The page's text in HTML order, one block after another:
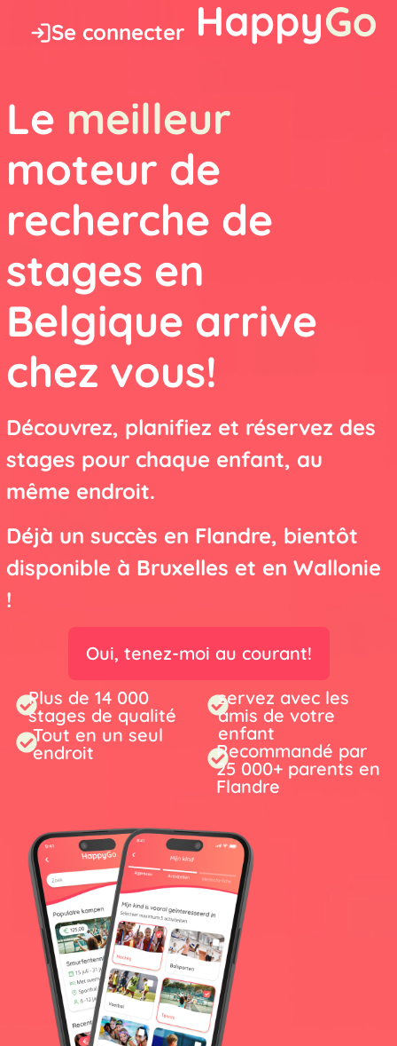
Se connecter
Le meilleur
moteur de
recherche de
stages en
Belgique arrive
chez vous!
Découvrez, planifiez et réservez des
stages pour chaque enfant, au
même endroit.
Déjà un succès en Flandre, bientôt
disponible à Bruxelles et en Wallonie
!
Oui, tenez-moi au courant!
Plus de 14 000
stages de qualité
Tout en un seul
endroit
servez avec les
amis de votre
enfant
Recommandé par
25 000+ parents en
Flandre